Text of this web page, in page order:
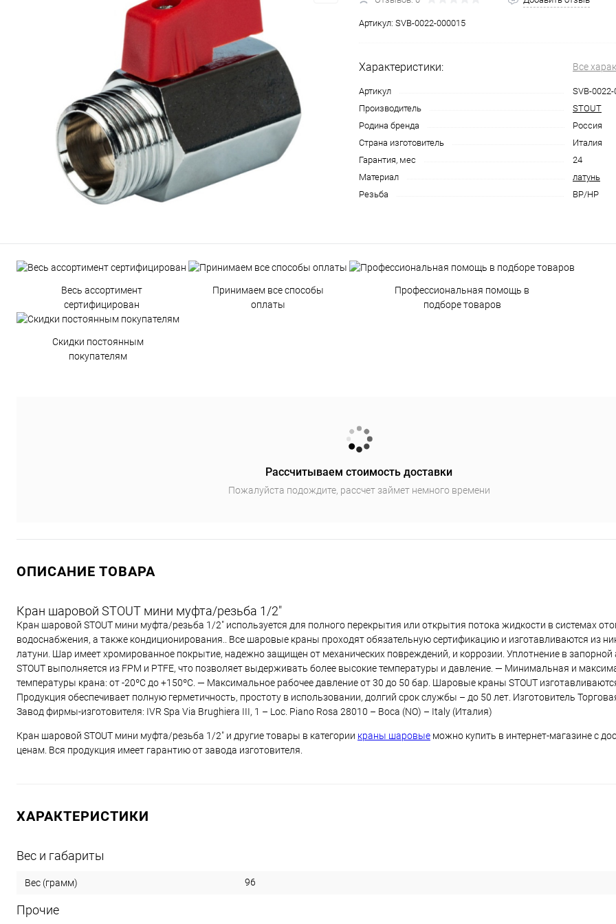
Артикул: SVB-0022-000015
Характеристики: Все
Артикул
SVB-
Производитель
STOUT
Родина бренда
Россия
Страна изготовитель
Италия
Гарантия, мес
24
Материал
латунь
Резьба
ВР/НР
Весь ассортимент
сертифицирован
Принимаем все способы
оплаты
Профессиональная помощь в
подборе товаров
Скидки постоянным
покупателям
Рассчитываем стоимость доставки
Пожалуйста подождите, рассчет займет немного времени
ОПИСАНИЕ ТОВАРА
Кран шаровой STOUT мини муфта/резьба 1/2"
Кран шаровой STOUT мини муфта/резьба 1/2" используется для полного перекрытия или открытия потока жидкости в системах
водоснабжения, а также кондиционирования.. Все шаровые краны проходят обязательную сертификацию и изготавливаются из
латуни. Шар имеет хромированное покрытие, надежно защищен от механических повреждений, и коррозии. Уплотнение в
STOUT выполняется из FPM и PTFE, что позволяет выдерживать более высокие температуры и давление. — Минимальная и
температуры крана: от -20ºС до +150ºС. — Максимальное рабочее давление от 30 до 50 бар. Шаровые краны STOUT
Продукция обеспечивает полную герметичность, простоту в использовании, долгий срок службы – до 50 лет. Изготовитель
Завод фирмы-изготовителя: IVR Spa Via Brughiera III, 1 – Loc. Piano Rosa 28010 – Boca (NO) – Italy (Италия)
Кран шаровой STOUT мини муфта/резьба 1/2" и другие товары в категории краны шаровые можно купить в интернет-магазине с
ценам. Вся продукция имеет гарантию от завода изготовителя.
ХАРАКТЕРИСТИКИ
Вес и габариты
Вес (грамм) 96
Прочие